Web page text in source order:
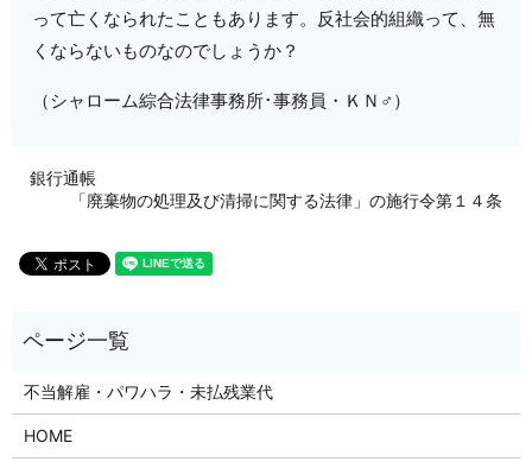
って亡くなられたこともあります。反社会的組織って、無
くならないものなのでしょうか？
（シャローム綜合法律事務所･事務員・ＫＮ ♂ ）
銀行通帳
「廃棄物の処理及び清掃に関する法律」の施行令第１４条
不当解雇・パワハラ・未払残業代
HOME